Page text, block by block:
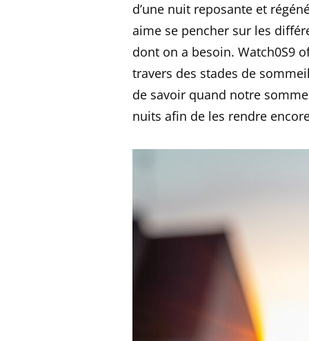
d’une nuit reposante et
aime se pencher sur les
dont on a besoin. Watch0S9
travers des stades de
de savoir quand notre
nuits afin de les rendre